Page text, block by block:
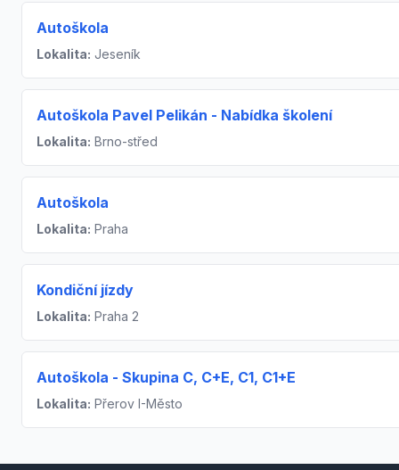
Autoškola
Lokalita: Jeseník
Autoškola Pavel Pelikán - Nabídka školení
Lokalita: Brno-střed
Autoškola
Lokalita: Praha
Kondiční jízdy
Lokalita: Praha 2
Autoškola - Skupina C, C+E, C1, C1+E
Lokalita: Přerov I-Město